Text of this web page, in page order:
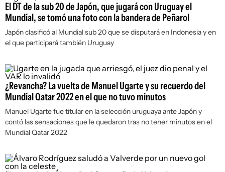
El DT de la sub 20 de Japón, que jugará con Uruguay el
Mundial, se tomó una foto con la bandera de Peñarol
Japón clasificó al Mundial sub 20 que se disputará en Indonesia y en
el que participará también Uruguay
¿Revancha? La vuelta de Manuel Ugarte y su recuerdo del
Mundial Qatar 2022 en el que no tuvo minutos
Manuel Ugarte fue titular en la selección uruguaya ante Japón y
contó las sensaciones que le quedaron tras no tener minutos en el
Mundial Qatar 2022